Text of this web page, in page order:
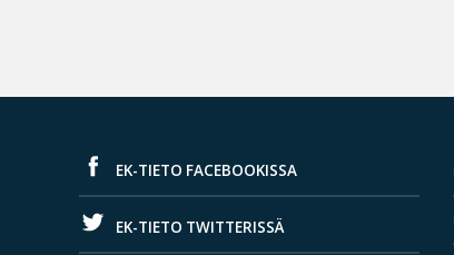
EK-TIETO FACEBOOKISSA
EK-TIETO TWITTERISSÄ